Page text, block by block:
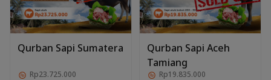
Qurban Sapi Sumatera
Rp23.725.000
Qurban Sapi Aceh
Tamiang
Rp19.835.000